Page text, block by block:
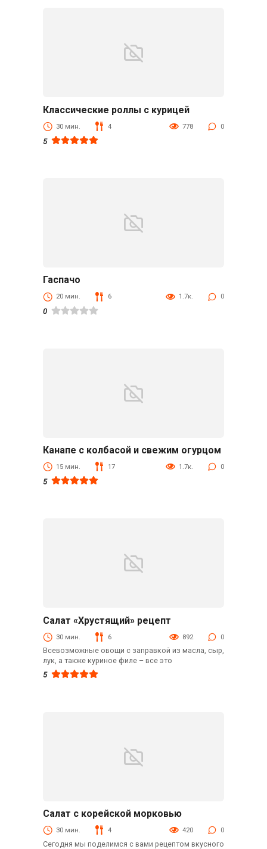
Классические роллы с курицей
30 мин. 4 778 0
5
Гаспачо
20 мин. 6 1.7к. 0
0
Канапе с колбасой и свежим огурцом
15 мин. 17 1.7к. 0
5
Салат «Хрустящий» рецепт
30 мин. 6 892 0
Всевозможные овощи с заправкой из масла, сыр,
лук, а также куриное филе – все это
5
Салат с корейской морковью
30 мин. 4 420 0
Сегодня мы поделимся с вами рецептом вкусного